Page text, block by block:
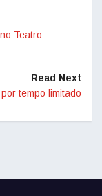
Teatro
Read Next
tempo limitado